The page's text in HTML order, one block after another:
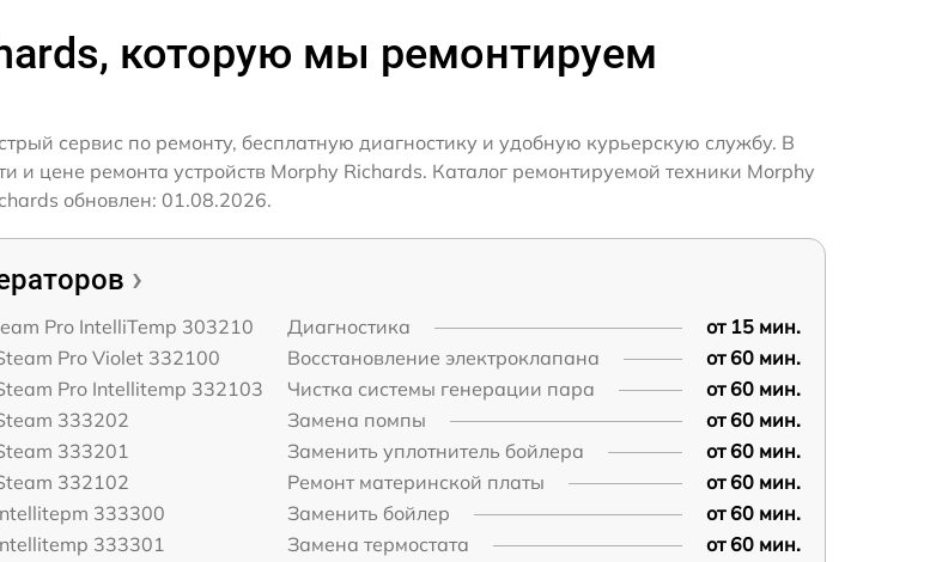
которую мы ремонтируем
сервис по ремонту, бесплатную диагностику и удобную курьерскую службу. В
цене ремонта устройств Morphy Richards. Каталог ремонтируемой техники Morphy
обновлен: 01.08.2026.
Pro IntelliTemp 303210
Pro Violet 332100
Pro Intellitemp 332103
333202
333201
332102
333300
333301
Диагностика
от 15 мин.
Восстановление электроклапана
от 60 мин.
Чистка системы генерации пара
от 60 мин.
Замена помпы
от 60 мин.
Заменить уплотнитель бойлера
от 60 мин.
Ремонт материнской платы
от 60 мин.
Заменить бойлер
от 60 мин.
Замена термостата
от 60 мин.